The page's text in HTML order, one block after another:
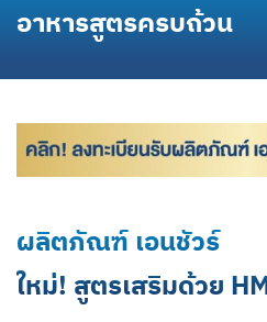
อาหารสูตรครบถ้วน
ผลิตภัณฑ์ เอนชัวร์
ใหม่! สูตรเสริมด้วย